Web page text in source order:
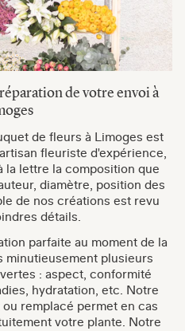
de votre envoi à
de fleurs à Limoges est
fleuriste d'expérience,
la lettre la composition que
diamètre, position des
de nos créations est revu
détails.
parfaite au moment de la
minutieusement plusieurs
: aspect, conformité
hydratation, etc. Notre
remplacé permet en cas
votre plante. Notre